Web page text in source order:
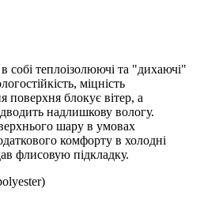
собі теплоізолюючі та "дихаючі"
міцність
поверхня блокує вітер, а
надлишкову вологу.
шару в умовах
комфорту в холодні
флисовую підкладку.